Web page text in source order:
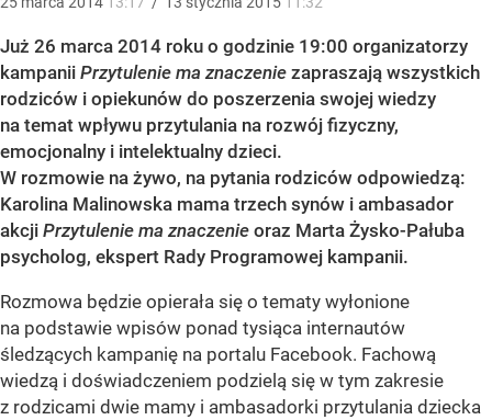
Już 26 marca 2014 roku o godzinie 19:00 organizatorzy
kampanii Przytulenie ma znaczenie zapraszają wszystkich
rodziców i opiekunów do poszerzenia swojej wiedzy
na temat wpływu przytulania na rozwój fizyczny,
emocjonalny i intelektualny dzieci.
W rozmowie na żywo, na pytania rodziców odpowiedzą:
Karolina Malinowska mama trzech synów i ambasador
akcji Przytulenie ma znaczenie oraz Marta Żysko-Pałuba
psycholog, ekspert Rady Programowej kampanii.
Rozmowa będzie opierała się o tematy wyłonione
na podstawie wpisów ponad tysiąca internautów
śledzących kampanię na portalu Facebook. Fachową
wiedzą i doświadczeniem podzielą się w tym zakresie
z rodzicami dwie mamy i ambasadorki przytulania dziecka